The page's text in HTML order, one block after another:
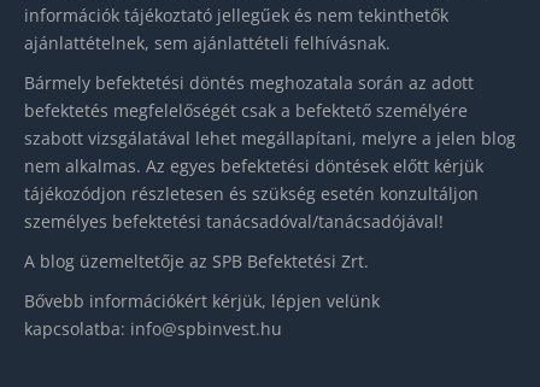
információk tájékoztató jellegűek és nem tekinthetők
ajánlattételnek, sem ajánlattételi felhívásnak.
Bármely befektetési döntés meghozatala során az adott
befektetés megfelelőségét csak a befektető személyére
szabott vizsgálatával lehet megállapítani, melyre a jelen blog
nem alkalmas. Az egyes befektetési döntések előtt kérjük
tájékozódjon részletesen és szükség esetén konzultáljon
személyes befektetési tanácsadóval/tanácsadójával!
A blog üzemeltetője az SPB Befektetési Zrt.
Bővebb információkért kérjük, lépjen velünk
kapcsolatba: info@spbinvest.hu